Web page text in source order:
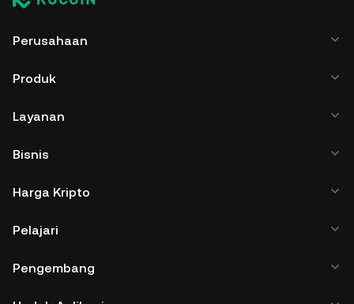
Perusahaan
Produk
Layanan
Bisnis
Harga Kripto
Pelajari
Pengembang